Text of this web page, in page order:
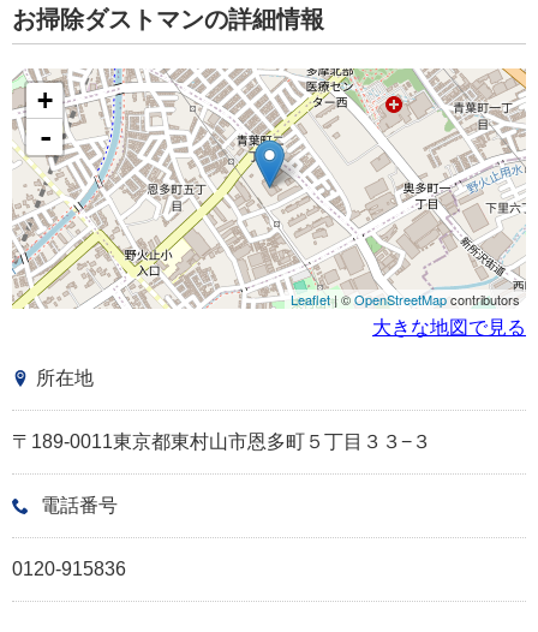
お掃除ダストマンの詳細情報
+
-
Leaflet| ©OpenStreetMapcontributors
大きな地図で見る
所在地
〒189-0011東京都東村山市恩多町５丁目３３−３
電話番号
0120-915836